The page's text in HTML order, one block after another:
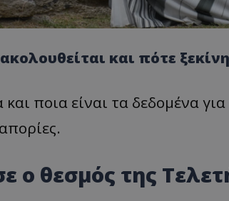
και πότε
ποια είναι τα δεδομένα
ο θεσμός της